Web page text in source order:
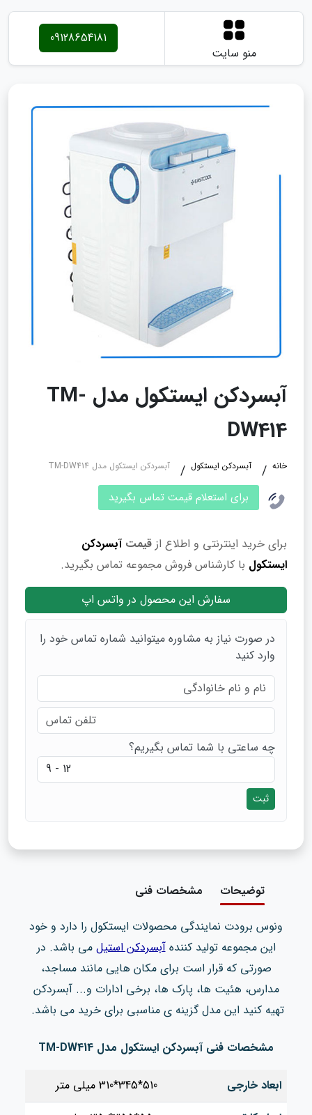
منو سایت
09128654181
آبسردکن ایستکول مدل TM-
DW414
خانه آبسردکن ایستکول آبسردکن ایستکول مدل TM-DW414
برای استعلام قیمت تماس بگیرید
برای خرید اینترنتی و اطلاع از قیمتآبسردکن
ایستکول با کارشناس فروش مجموعه تماس بگیرید.
سفارش این محصول در واتس اپ
در صورت نیاز به مشاوره میتوانید شماره تماس خود را
وارد کنید
چه ساعتی با شما تماس بگیریم؟
ثبت
توضیحات مشخصات فنی
ونوس برودت نمایندگی محصولات ایستکول را دارد و خود
این مجموعه تولید کنندهآبسردکن استیل می باشد. در
صورتی که قرار است برای مکان هایی مانند مساجد،
مدارس، هئیت ها، پارک ها، برخی ادارات و... آبسردکن
تهیه کنید این مدل گزینه ی مناسبی برای خرید می باشد.
مشخصات فنی آبسردکن ایستکول مدل TM-DW414
ابعاد خارجی
510*345*310 میلی متر